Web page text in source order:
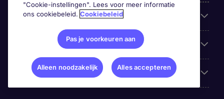
Google Rating
Mobile apps
Over Michael Page
"Cookie-instellingen". Lees voor meer informatie
ons cookiebeleid. Cookiebeleid
Pas je voorkeuren aan
Alleen noodzakelijk Alles accepteren